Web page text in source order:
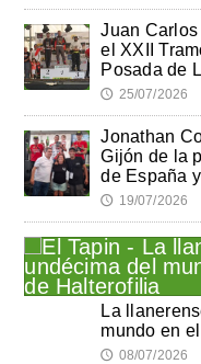
Juan
el XXII
Posada de
🕔 25/07/2026
Jonathan
Gijón de la
de España
🕔 19/07/2026
La
mundo en
🕔 08/07/2026